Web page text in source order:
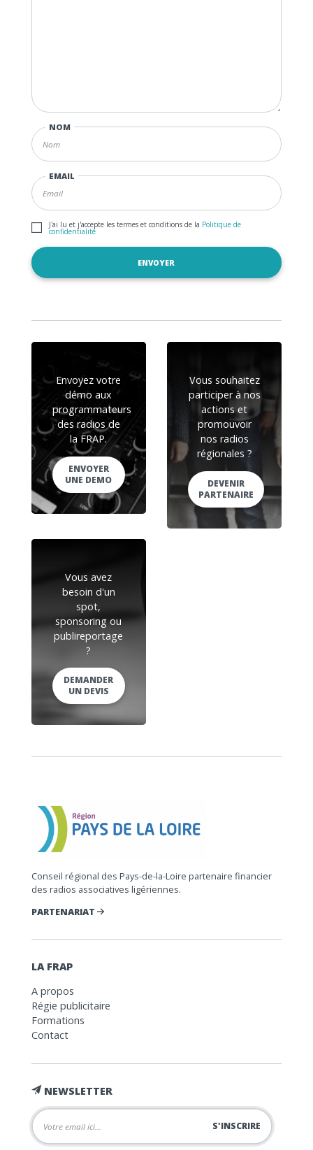
NOM
EMAIL
J'ai lu et j'accepte les termes et conditions de la Politique de
confidentialité
Envoyez votre
démo aux
programmateurs
des radios de
la FRAP.
ENVOYER
UNE DEMO
Vous souhaitez
participer à nos
actions et
promouvoir
nos radios
régionales ?
DEVENIR
PARTENAIRE
Vous avez
besoin d'un
spot,
sponsoring ou
publireportage
?
DEMANDER
UN DEVIS
Conseil régional des Pays-de-la-Loire partenaire financier
des radios associatives ligériennes.
PARTENARIAT
LA FRAP
A propos
Régie publicitaire
Formations
Contact
NEWSLETTER